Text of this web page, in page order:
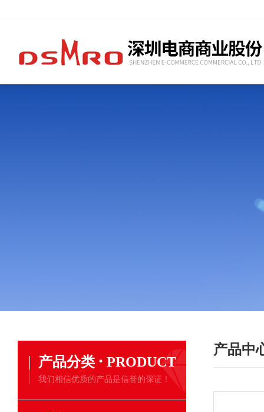
产品分类 · PRODUCT
我们相信优质的产品是信誉的保证！
产品中